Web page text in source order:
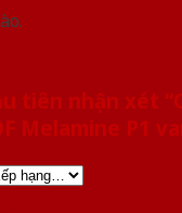
tiên nhận xét
Melamine P1